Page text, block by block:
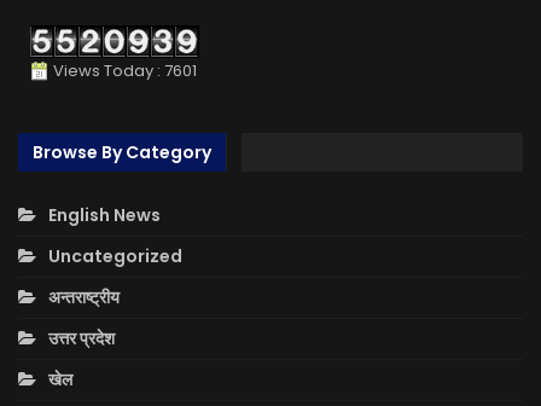
Views Today : 7601
Browse By Category
English News
Uncategorized
अन्तराष्ट्रीय
उत्तर प्रदेश
खेल